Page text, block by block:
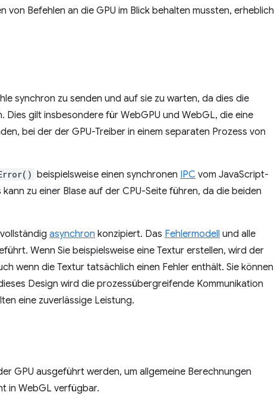
von Befehlen an die GPU im Blick behalten mussten, erheblich
synchron zu senden und auf sie zu warten, da dies die
Dies gilt insbesondere für WebGPU und WebGL, die eine
bei der der GPU-Treiber in einem separaten Prozess von
beispielsweise einen synchronen IPC vom JavaScript-
zu einer Blase auf der CPU-Seite führen, da die beiden
asynchron konzipiert. Das Fehlermodell und alle
Wenn Sie beispielsweise eine Textur erstellen, wird der
wenn die Textur tatsächlich einen Fehler enthält. Sie können
Design wird die prozessübergreifende Kommunikation
eine zuverlässige Leistung.
GPU ausgeführt werden, um allgemeine Berechnungen
in WebGL verfügbar.